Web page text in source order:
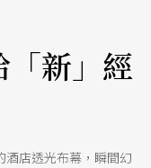
新」經
店透光布幕，瞬間幻